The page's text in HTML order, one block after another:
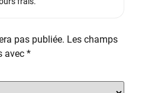
pas publiée. Les champs
avec *